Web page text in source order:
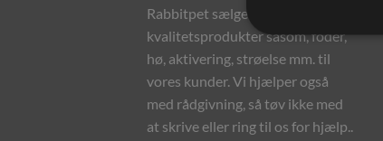
Rabbitpet sælger ikke kun
kvalitetsprodukter såsom, foder,
hø, aktivering, strøelse mm. til
vores kunder. Vi hjælper også
med rådgivning, så tøv ikke med
at skrive eller ring til os for hjælp..